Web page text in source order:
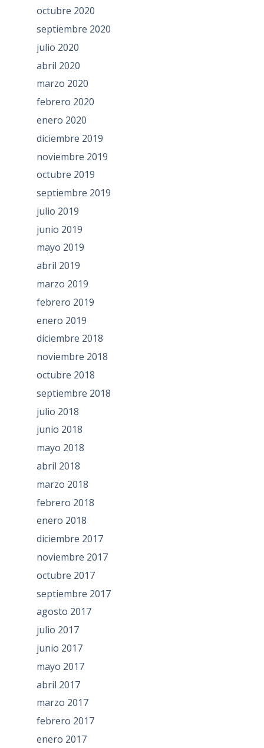
octubre 2020
septiembre 2020
julio 2020
abril 2020
marzo 2020
febrero 2020
enero 2020
diciembre 2019
noviembre 2019
octubre 2019
septiembre 2019
julio 2019
junio 2019
mayo 2019
abril 2019
marzo 2019
febrero 2019
enero 2019
diciembre 2018
noviembre 2018
octubre 2018
septiembre 2018
julio 2018
junio 2018
mayo 2018
abril 2018
marzo 2018
febrero 2018
enero 2018
diciembre 2017
noviembre 2017
octubre 2017
septiembre 2017
agosto 2017
julio 2017
junio 2017
mayo 2017
abril 2017
marzo 2017
febrero 2017
enero 2017